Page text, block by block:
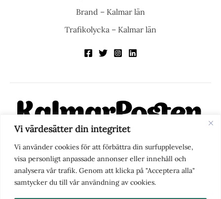
Vi värdesätter din integritet
Vi använder cookies för att förbättra din surfupplevelse,
visa personligt anpassade annonser eller innehåll och
analysera vår trafik. Genom att klicka på "Acceptera alla"
samtycker du till vår användning av cookies.
Brand – Kalmar län
Trafikolycka – Kalmar län
KalmarPosten är en modern lokalnyhetstidning på nätet. Med
fokus på Kalmarregionen, men också med blick för det större
perspektivet, vill vi vara din självklara kanal för nyheter,
berättelser och engagemang. KalmarPosten grundades 1988 och
fick nya ägare 2025.